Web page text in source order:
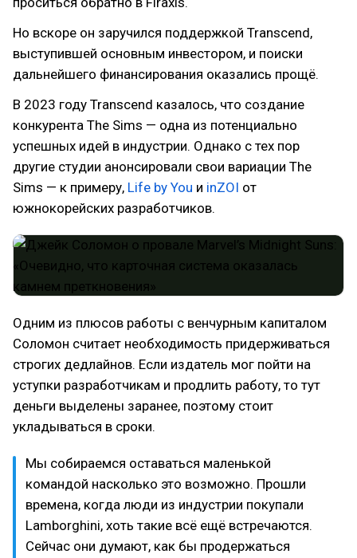
Но вскоре он заручился поддержкой Transcend,
выступившей основным инвестором, и поиски
дальнейшего финансирования оказались прощё.
В 2023 году Transcend казалось, что создание
конкурента The Sims — одна из потенциально
успешных идей в индустрии. Однако с тех пор
другие студии анонсировали свои вариации The
Sims — к примеру, Life by You и inZOI от
южнокорейских разработчиков.
Одним из плюсов работы с венчурным капиталом
Соломон считает необходимость придерживаться
строгих дедлайнов. Если издатель мог пойти на
уступки разработчикам и продлить работу, то тут
деньги выделены заранее, поэтому стоит
укладываться в сроки.
Мы собираемся оставаться маленькой
командой насколько это возможно. Прошли
времена, когда люди из индустрии покупали
Lamborghini, хоть такие всё ещё встречаются.
Сейчас они думают, как бы продержаться